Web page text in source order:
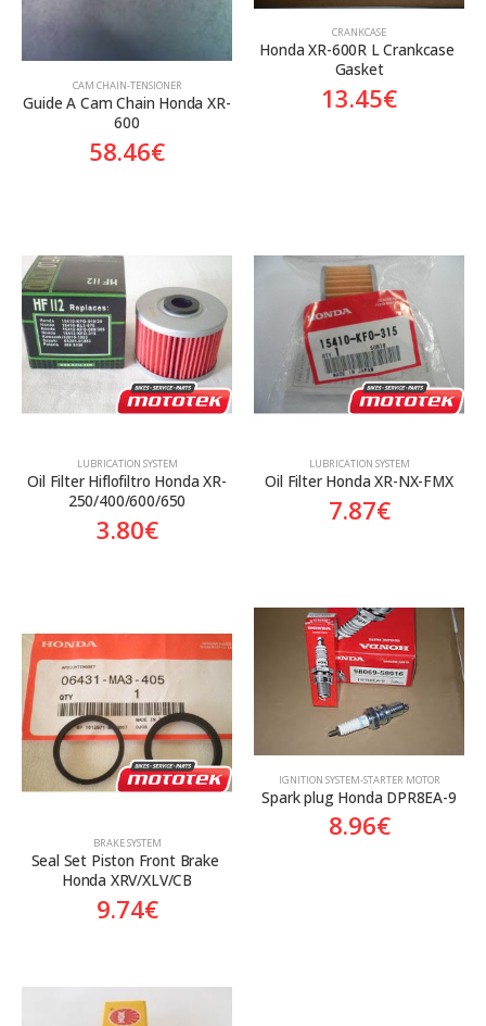
CAM CHAIN-TENSIONER
Guide A Cam Chain Honda XR-
600
58.46€
CRANKCASE
Honda XR-600R L Crankcase
Gasket
13.45€
LUBRICATION SYSTEM
Oil Filter Hiflofiltro Honda XR-
250/400/600/650
3.80€
LUBRICATION SYSTEM
Oil Filter Honda XR-NX-FMX
7.87€
BRAKE SYSTEM
Seal Set Piston Front Brake
Honda XRV/XLV/CB
9.74€
ΙGNITION SYSTEM-STARTER MOTOR
Spark plug Honda DPR8EA-9
8.96€